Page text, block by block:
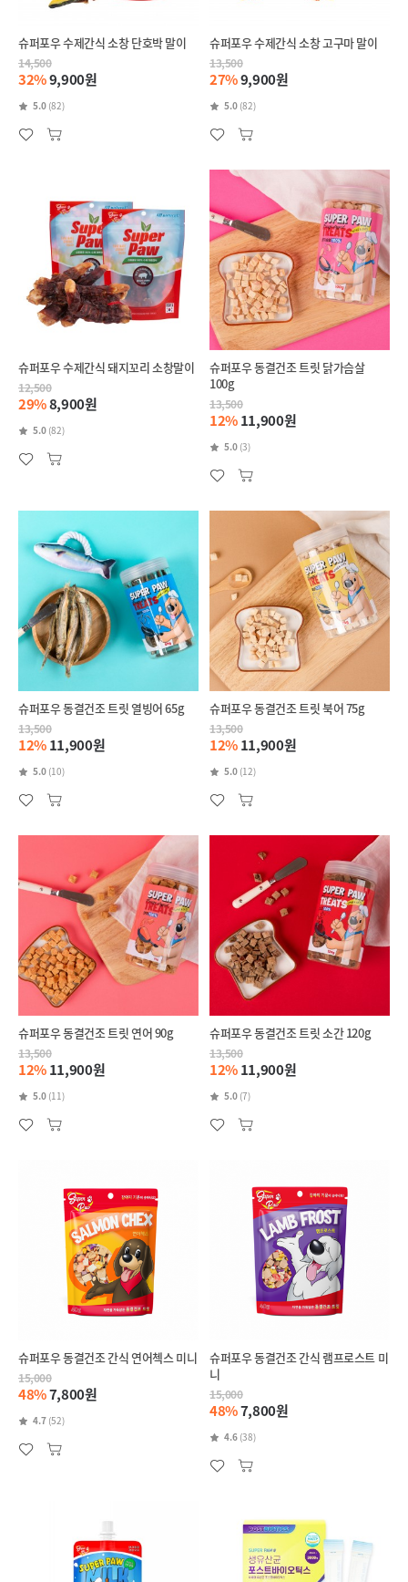
슈퍼포우 수제간식 소창 단호박 말이
14,500
32%9,900원
5.0 (82)
슈퍼포우 수제간식 소창 고구마 말이
13,500
27%9,900원
5.0 (82)
슈퍼포우 수제간식 돼지꼬리 소창말이
12,500
29%8,900원
5.0 (82)
슈퍼포우 동결건조 트릿 닭가슴살
100g
13,500
12%11,900원
5.0 (3)
슈퍼포우 동결건조 트릿 열빙어 65g
13,500
12%11,900원
5.0 (10)
슈퍼포우 동결건조 트릿 북어 75g
13,500
12%11,900원
5.0 (12)
슈퍼포우 동결건조 트릿 연어 90g
13,500
12%11,900원
5.0 (11)
슈퍼포우 동결건조 트릿 소간 120g
13,500
12%11,900원
5.0 (7)
슈퍼포우 동결건조 간식 연어첵스 미니
15,000
48%7,800원
4.7 (52)
슈퍼포우 동결건조 간식 램프로스트 미
니
15,000
48%7,800원
4.6 (38)